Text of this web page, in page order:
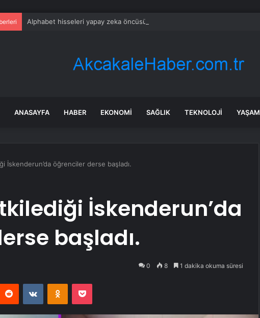
Alphabet hisseleri yapay zeka öncüsü Jeff Dean’in ayrılmasıyla %5 düştü
ANASAYFA HABER EKONOMI SAĞLIK TEKNOLOJI YAŞAM
İskenderun’da öğrenciler derse başladı.
İskenderun’da
başladı.
0 8 1 dakika okuma süresi
Reddit VKontakteOdnoklassniki
Pocket